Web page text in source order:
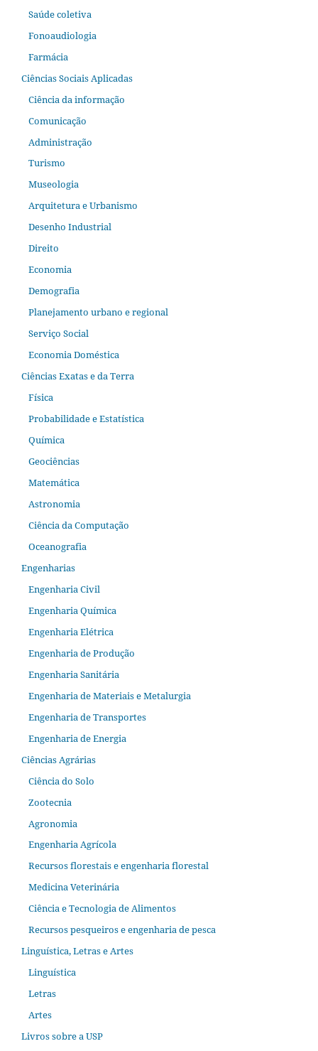
Saúde coletiva
Fonoaudiologia
Farmácia
Ciências Sociais Aplicadas
Ciência da informação
Comunicação
Administração
Turismo
Museologia
Arquitetura e Urbanismo
Desenho Industrial
Direito
Economia
Demografia
Planejamento urbano e regional
Serviço Social
Economia Doméstica
Ciências Exatas e da Terra
Física
Probabilidade e Estatística
Química
Geociências
Matemática
Astronomia
Ciência da Computação
Oceanografia
Engenharias
Engenharia Civil
Engenharia Química
Engenharia Elétrica
Engenharia de Produção
Engenharia Sanitária
Engenharia de Materiais e Metalurgia
Engenharia de Transportes
Engenharia de Energia
Ciências Agrárias
Ciência do Solo
Zootecnia
Agronomia
Engenharia Agrícola
Recursos florestais e engenharia florestal
Medicina Veterinária
Ciência e Tecnologia de Alimentos
Recursos pesqueiros e engenharia de pesca
Linguística, Letras e Artes
Linguística
Letras
Artes
Livros sobre a USP